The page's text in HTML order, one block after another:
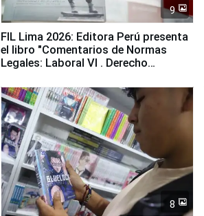
9
FIL Lima 2026: Editora Perú presenta
el libro "Comentarios de Normas
Legales: Laboral Vl . Derecho
8